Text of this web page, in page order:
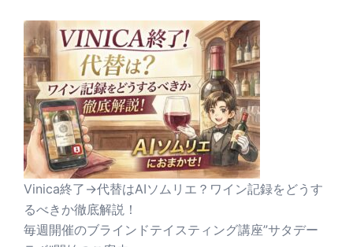
Vinica終了→代替はAIソムリエ？ワイン記録をどうす
るべきか徹底解説！
毎週開催のブラインドテイスティング講座”サタデー